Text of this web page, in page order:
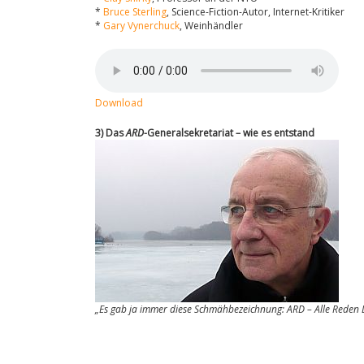
* Bruce Sterling, Science-Fiction-Autor, Internet-Kritiker
* Gary Vynerchuck, Weinhändler
Download
3) DasARD-Generalsekretariat – wie es entstand
„Es gab ja immer diese Schmähbezeichnung: ARD – Alle